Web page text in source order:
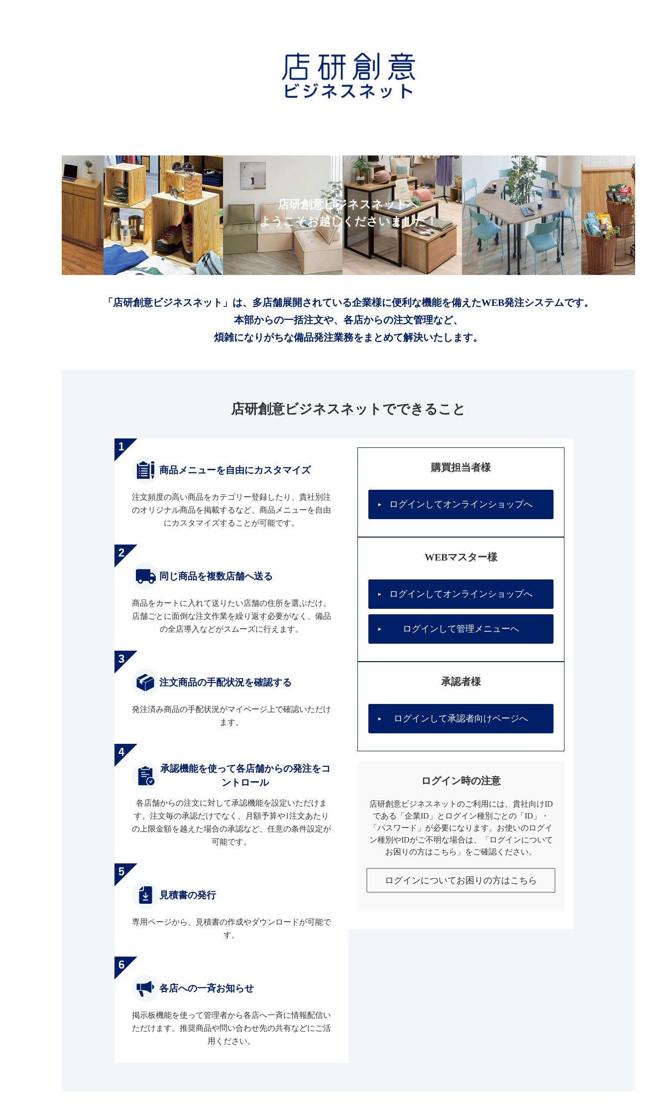
店研創意ビジネスネットへ
ようこそお越しくださいました！
「店研創意ビジネスネット」は、多店舗展開されている企業様に便利な機能を備えたWEB発注システムです。
本部からの一括注文や、各店からの注文管理など、
煩雑になりがちな備品発注業務をまとめて解決いたします。
店研創意ビジネスネットでできること
商品メニューを自由にカスタマイズ
注文頻度の高い商品をカテゴリー登録したり、貴社別注
のオリジナル商品を掲載するなど、商品メニューを自由
にカスタマイズすることが可能です。
同じ商品を複数店舗へ送る
商品をカートに入れて送りたい店舗の住所を選ぶだけ。
店舗ごとに面倒な注文作業を繰り返す必要がなく、備品
の全店導入などがスムーズに行えます。
注文商品の手配状況を確認する
発注済み商品の手配状況がマイページ上で確認いただけ
ます。
承認機能を使って各店舗からの発注をコ
ントロール
各店舗からの注文に対して承認機能を設定いただけま
す。注文毎の承認だけでなく、月額予算や1注文あたり
の上限金額を越えた場合の承認など、任意の条件設定が
可能です。
見積書の発行
専用ページから、見積書の作成やダウンロードが可能で
す。
各店への一斉お知らせ
掲示板機能を使って管理者から各店へ一斉に情報配信い
ただけます。推奨商品や問い合わせ先の共有などにご活
用ください。
購買担当者様
ログインしてオンラインショップへ
WEBマスター様
ログインしてオンラインショップへ
ログインして管理メニューへ
承認者様
ログインして承認者向けページへ
ログイン時の注意
店研創意ビジネスネットのご利用には、貴社向けID
である「企業ID」とログイン種別ごとの「ID」・
「パスワード」が必要になります。お使いのログイ
ン種別やIDがご不明な場合は、「ログインについて
お困りの方はこちら」をご確認ください。
ログインについてお困りの方はこちら